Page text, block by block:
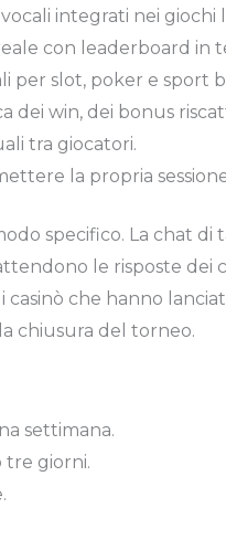
integrati nei
con leaderboard in
per slot, poker e sport
dei win, dei bonus
tra giocatori.
la propria
specifico. La chat di
le risposte dei
casinò che hanno
chiusura del torneo.
settimana.
tre giorni.